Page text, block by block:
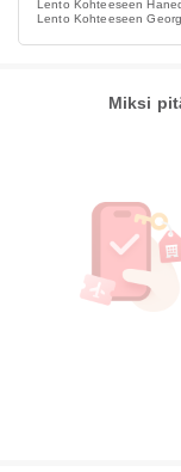
Lento Kohteeseen
Lento Kohteeseen
Miksi